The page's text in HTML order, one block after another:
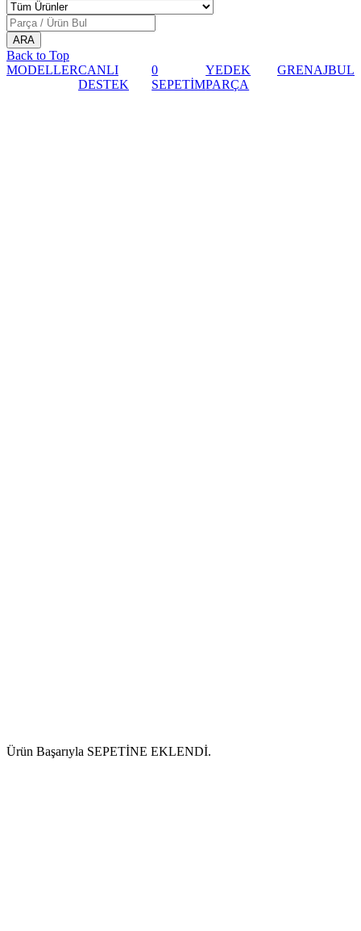
Back to Top
MODELLERCANLI
DESTEK
0
SEPETİM
YEDEK
PARÇA
GRENAJBUL
Ürün Başarıyla SEPETİNE EKLENDİ.